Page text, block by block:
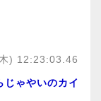
) 12:23:03.46
じゃやいのカイ